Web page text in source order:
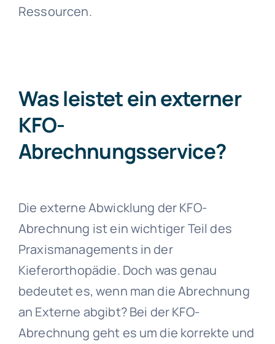
Ressourcen.
Was leistet ein externer
KFO-
Abrechnungsservice?
Die externe Abwicklung der KFO-
Abrechnung ist ein wichtiger Teil des
Praxismanagements in der
Kieferorthopädie. Doch was genau
bedeutet es, wenn man die Abrechnung
an Externe abgibt? Bei der KFO-
Abrechnung geht es um die korrekte und